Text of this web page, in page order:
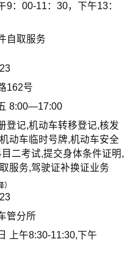
9：00-11：30，下午13：
自取服务
162号
8:00—17:00
登记,机动车转移登记,核发
动车临时号牌,机动车安全
二考试,提交身体条件证明,
服务,驾驶证补换证业务
管分所
上午8:30-11:30,下午